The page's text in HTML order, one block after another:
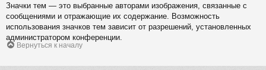
Значки тем — это выбранные авторами изображения, связанные с
сообщениями и отражающие их содержание. Возможность
использования значков тем зависит от разрешений, установленных
администратором конференции.
Вернуться к началу